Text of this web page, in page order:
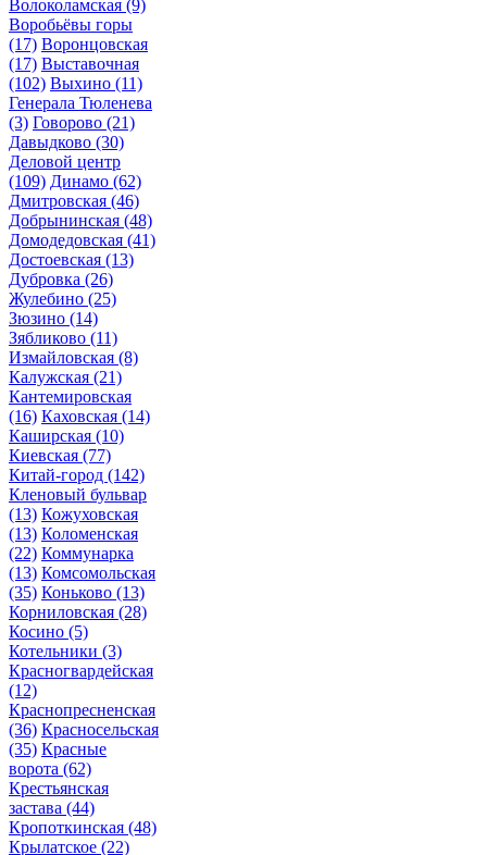
Волоколамская (9)
Воробьёвы горы
(17) Воронцовская
(17) Выставочная
(102) Выхино (11)
Генерала Тюленева
(3) Говорово (21)
Давыдково (30)
Деловой центр
(109) Динамо (62)
Дмитровская (46)
Добрынинская (48)
Домодедовская (41)
Достоевская (13)
Дубровка (26)
Жулебино (25)
Зюзино (14)
Зябликово (11)
Измайловская (8)
Калужская (21)
Кантемировская
(16) Каховская (14)
Каширская (10)
Киевская (77)
Китай-город (142)
Кленовый бульвар
(13) Кожуховская
(13) Коломенская
(22) Коммунарка
(13) Комсомольская
(35) Коньково (13)
Корниловская (28)
Косино (5)
Котельники (3)
Красногвардейская
(12)
Краснопресненская
(36) Красносельская
(35) Красные
ворота (62)
Крестьянская
застава (44)
Кропоткинская (48)
Крылатское (22)